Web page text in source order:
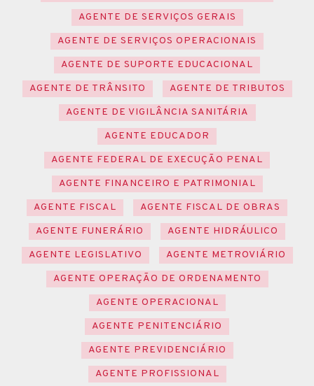
AGENTE DE SERVIÇOS GERAIS
AGENTE DE SERVIÇOS OPERACIONAIS
AGENTE DE SUPORTE EDUCACIONAL
AGENTE DE TRÂNSITO
AGENTE DE TRIBUTOS
AGENTE DE VIGILÂNCIA SANITÁRIA
AGENTE EDUCADOR
AGENTE FEDERAL DE EXECUÇÃO PENAL
AGENTE FINANCEIRO E PATRIMONIAL
AGENTE FISCAL
AGENTE FISCAL DE OBRAS
AGENTE FUNERÁRIO
AGENTE HIDRÁULICO
AGENTE LEGISLATIVO
AGENTE METROVIÁRIO
AGENTE OPERAÇÃO DE ORDENAMENTO
AGENTE OPERACIONAL
AGENTE PENITENCIÁRIO
AGENTE PREVIDENCIÁRIO
AGENTE PROFISSIONAL